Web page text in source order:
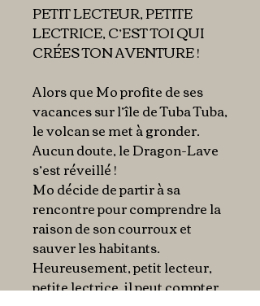
PETIT LECTEUR, PETITE
LECTRICE, C’EST TOI QUI
CRÉES TON AVENTURE !
Alors que Mo profite de ses
vacances sur l’île de Tuba Tuba,
le volcan se met à gronder.
Aucun doute, le Dragon-Lave
s’est réveillé !
Mo décide de partir à sa
rencontre pour comprendre la
raison de son courroux et
sauver les habitants.
Heureusement, petit lecteur,
petite lectrice, il peut compter